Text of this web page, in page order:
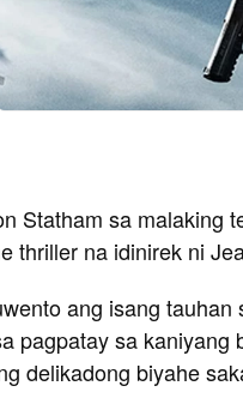
Statham sa malaking
thriller na idinirek ni
ang isang tauhan
pagpatay sa kaniyang
delikadong biyahe